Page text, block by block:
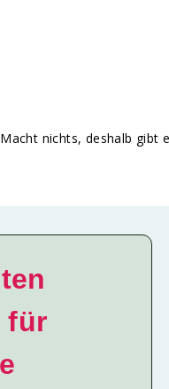
nichts, deshalb
für